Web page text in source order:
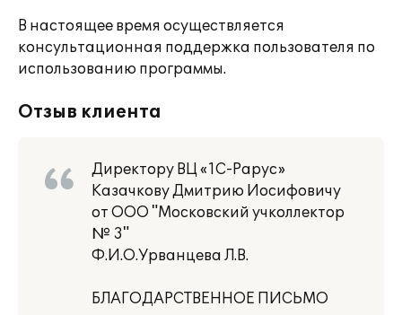
В настоящее время осуществляется
консультационная поддержка пользователя по
использованию программы.
Отзыв клиента
Директору ВЦ «1С-Рарус»
Казачкову Дмитрию Иосифовичу
от ООО "Московский учколлектор
№ 3"
Ф.И.О.Урванцева Л.В.
БЛАГОДАРСТВЕННОЕ ПИСЬМО